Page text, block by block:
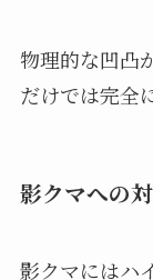
物理的な凹凸
だけでは完全
影クマへの
影クマにはハ